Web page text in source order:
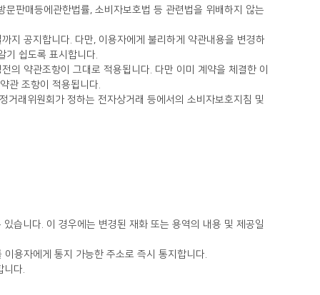
쉽도록 표시합니다.
관 조항이 적용됩니다.
용자에게 통지 가능한 주소로 즉시 통지합니다.
다.